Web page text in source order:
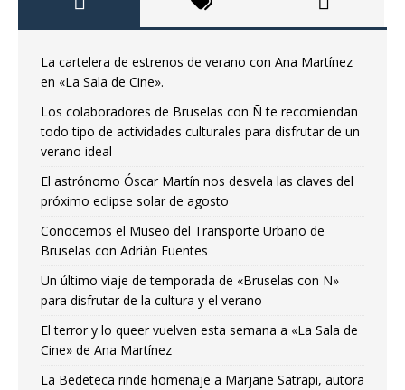
La cartelera de estrenos de verano con Ana Martínez
en «La Sala de Cine».
Los colaboradores de Bruselas con Ñ te recomiendan
todo tipo de actividades culturales para disfrutar de un
verano ideal
El astrónomo Óscar Martín nos desvela las claves del
próximo eclipse solar de agosto
Conocemos el Museo del Transporte Urbano de
Bruselas con Adrián Fuentes
Un último viaje de temporada de «Bruselas con Ñ»
para disfrutar de la cultura y el verano
El terror y lo queer vuelven esta semana a «La Sala de
Cine» de Ana Martínez
La Bedeteca rinde homenaje a Marjane Satrapi, autora